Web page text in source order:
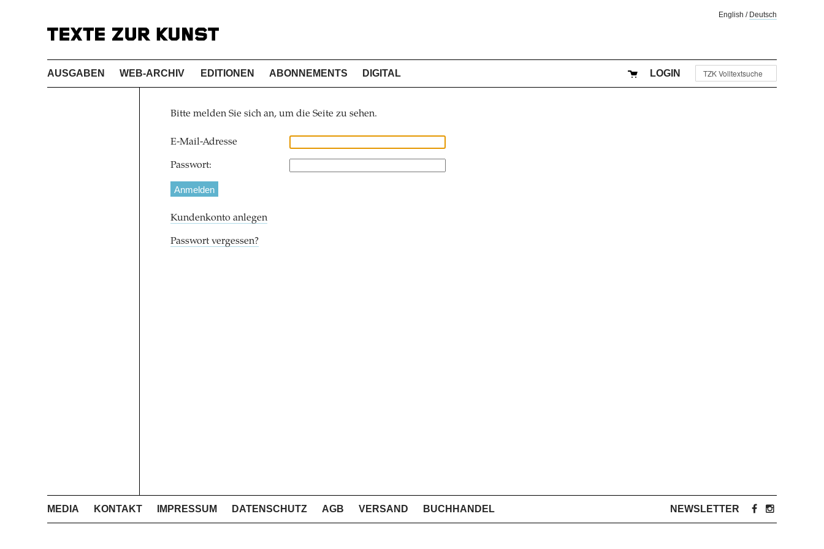
English / Deutsch
AUSGABEN WEB-ARCHIV EDITIONEN ABONNEMENTS DIGITAL LOGIN
Bitte melden Sie sich an, um die Seite zu sehen.
E-Mail-Adresse
Passwort:
Kundenkonto anlegen
Passwort vergessen?
MEDIA KONTAKT IMPRESSUM DATENSCHUTZ AGB VERSAND BUCHHANDEL NEWSLETTER